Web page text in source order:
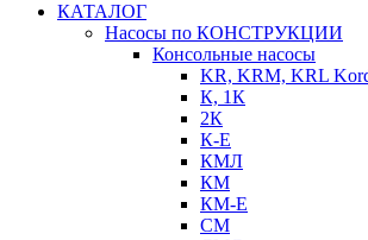
КАТАЛОГ
Насосы по КОНСТРУКЦИИ
Консольные насосы
KR, KRM, KRL
К, 1К
2К
К-Е
КМЛ
КМ
КМ-Е
СМ